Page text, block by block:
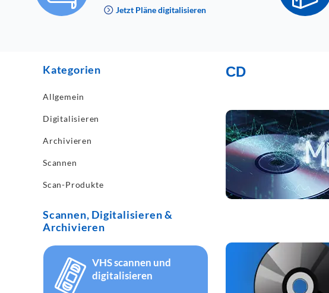
Jetzt Pläne digitalisieren
Kategorien
Allgemein
Digitalisieren
Archivieren
Scannen
Scan-Produkte
Scannen, Digitalisieren &
Archivieren
VHS scannen und
digitalisieren
CD
mehr lesen
mehr lesen